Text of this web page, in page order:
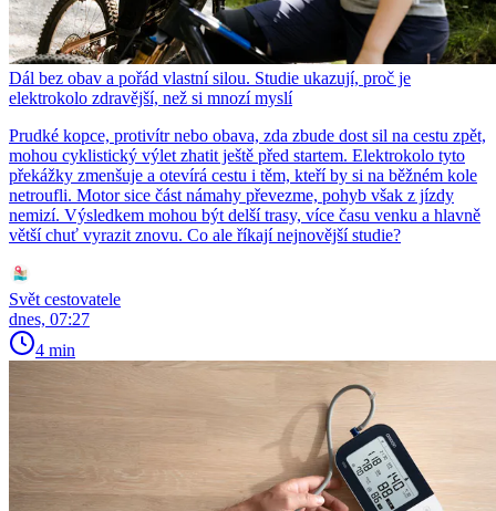
Dál bez obav a pořád vlastní silou. Studie ukazují, proč je
elektrokolo zdravější, než si mnozí myslí
Prudké kopce, protivítr nebo obava, zda zbude dost sil na cestu zpět,
mohou cyklistický výlet zhatit ještě před startem. Elektrokolo tyto
překážky zmenšuje a otevírá cestu i těm, kteří by si na běžném kole
netroufli. Motor sice část námahy převezme, pohyb však z jízdy
nemizí. Výsledkem mohou být delší trasy, více času venku a hlavně
větší chuť vyrazit znovu. Co ale říkají nejnovější studie?
Svět cestovatele
dnes, 07:27
4 min